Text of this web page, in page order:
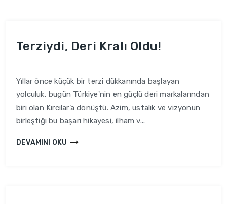
Terziydi, Deri Kralı Oldu!
Yıllar önce küçük bir terzi dükkanında başlayan
yolculuk, bugün Türkiye'nin en güçlü deri markalarından
biri olan Kırcılar’a dönüştü. Azim, ustalık ve vizyonun
birleştiği bu başarı hikayesi, ilham v...
DEVAMINI OKU